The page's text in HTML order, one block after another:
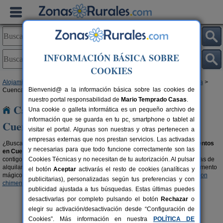
Alojamientos Castilla-La Mancha>
Cuenca
Casas rurales que admiten animales en
Cuenca
¿Buscas casas rurales que admiten animales? Aquí encontrarásalojamientos
en Cuenca que aceptan mascotas, son parte de la familia y por ello, van
contigo de vacaciones. También tienen derecho de disfrutar de las ventajas de
alquilar una casa rural y de los encantos del entorno. ¿Te imaginas el momento
mágico con tu mascota al lado de la chimena?, encuentra
casas rurales con
chimenea en Cuencay filtra por las que admitan animales.
INFORMACIÓN BÁSICA SOBRE
COOKIES
Bienvenid@ a la información básica sobre las cookies de
nuestro portal responsabilidad de Mario Temprado Casas.
Una cookie o galleta informática es un pequeño archivo de
información que se guarda en tu pc, smartphone o tablet al
visitar el portal. Algunas son nuestras y otras pertenecen a
empresas externas que nos prestan servicios. Las activadas
y necesarias para que todo funcione correctamente son las
Cookies Técnicas y no necesitan de tu autorización. Al pulsar
el botónAceptar activarás el resto de cookies (analíticas y
publicitarias), personalizadas según tus preferencias y con
publicidad ajustada a tus búsquedas. Estas últimas puedes
desactivarlas por completo pulsando el botón Rechazar o
elegir su activación/desactivación desde “Configuración de
Cookies”. Más información en nuestra
POLÍTICA DE